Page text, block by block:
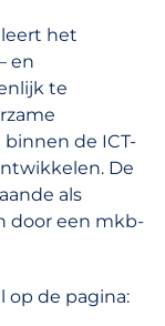
het
en
te
de ICT-
De
als
door een mkb-
op de pagina: